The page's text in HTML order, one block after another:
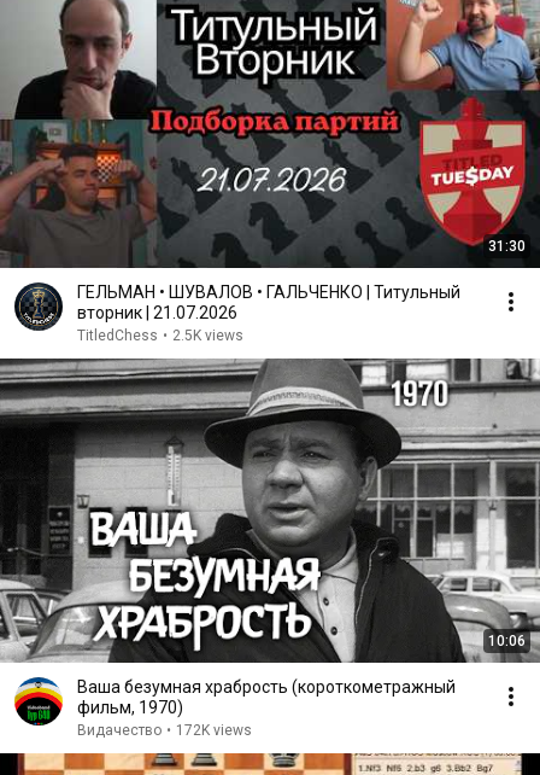
31:30
ГЕЛЬМАН • ШУВАЛОВ • ГАЛЬЧЕНКО | Титульный
вторник | 21.07.2026
TitledChess • 2.5K views
10:06
Ваша безумная храбрость (короткометражный
фильм, 1970)
Видачество • 172K views